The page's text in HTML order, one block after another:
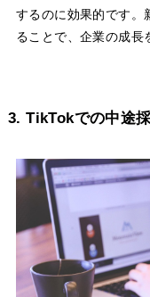
するのに効果的です。
ることで、企業の成長
3. TikTokでの中途